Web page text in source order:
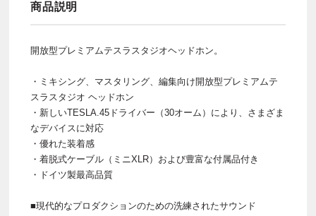
商品説明
開放型プレミアムテスラスタジオヘッドホン。
・ミキシング、マスタリング、編集向け開放型プレミアムテ
スラスタジオ ヘッドホン
・新しいTESLA.45ドライバー（30オーム）により、さまざま
なデバイスに対応
・優れた装着感
・着脱式ケーブル（ミニXLR）および豊富な付属品付き
・ドイツ製最高品質
■現代的なプロダクションのための洗練されたサウンド